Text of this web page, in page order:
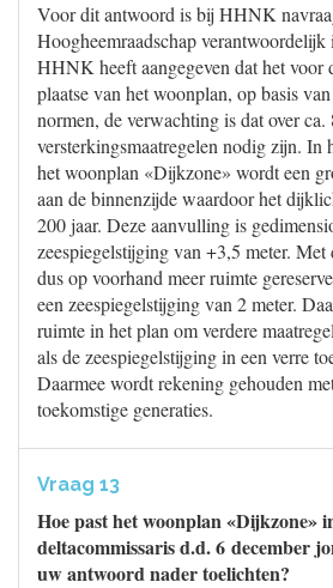
Voor dit antwoord is bij HHNK
Hoogheemraadschap
HHNK heeft aangegeven dat het voor
plaatse van het woonplan, op basis
normen, de verwachting is dat over
versterkingsmaatregelen nodig zijn. In
het woonplan «Dijkzone» wordt een
aan de binnenzijde waardoor het
200 jaar. Deze aanvulling is
zeespiegelstijging van +3,5 meter.
dus op voorhand meer ruimte
een zeespiegelstijging van 2 meter.
ruimte in het plan om verdere
als de zeespiegelstijging in een verre
Daarmee wordt rekening gehouden
toekomstige generaties.
Vraag 13
Hoe past het woonplan «Dijkzone»
deltacommissaris d.d. 6 december
uw antwoord nader toelichten?